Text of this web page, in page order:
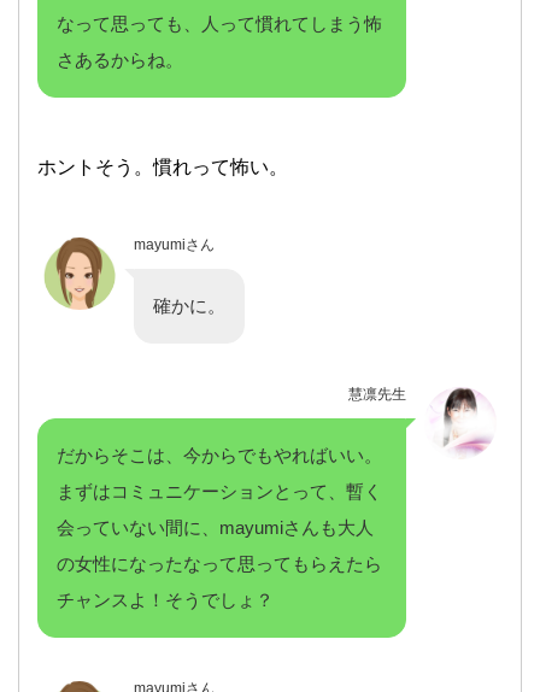
なって思っても、人って慣れてしまう怖
さあるからね。
ホントそう。慣れって怖い。
mayumiさん
確かに。
慧凛先生
だからそこは、今からでもやればいい。
まずはコミュニケーションとって、暫く
会っていない間に、mayumiさんも大人
の女性になったなって思ってもらえたら
チャンスよ！そうでしょ？